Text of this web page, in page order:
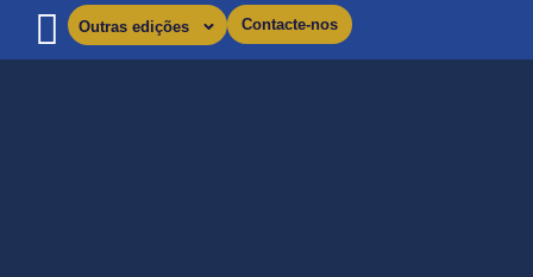
Outras edições Contacte-nos